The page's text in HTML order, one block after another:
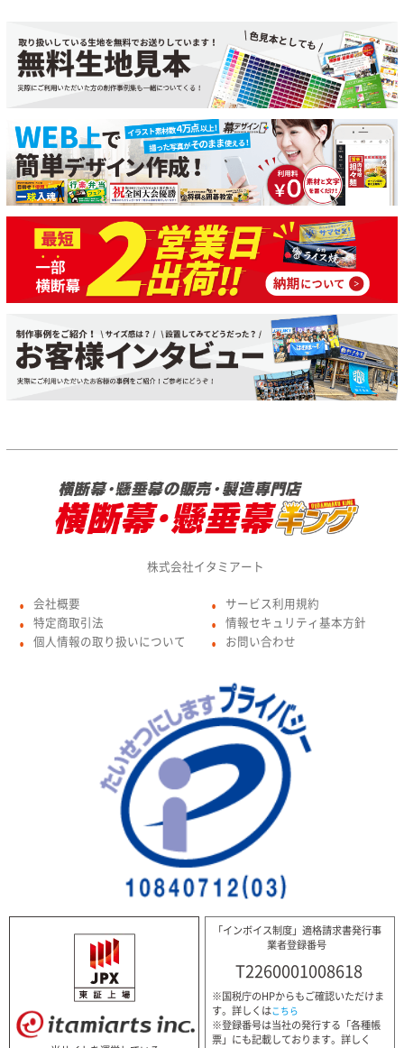
株式会社イタミアート
● 会社概要
● 特定商取引法
● 個人情報の取り扱いについて
● サービス利用規約
● 情報セキュリティ基本方針
● お問い合わせ
「インボイス制度」適格請求書発行事
業者登録番号
T2260001008618
※国税庁のHPからもご確認いただけま
す。詳しくはこちら
※登録番号は当社の発行する「各種帳
票」にも記載しております。詳しく